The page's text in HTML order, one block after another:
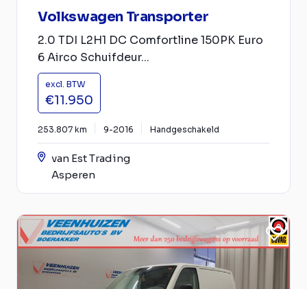
Volkswagen Transporter
2.0 TDI L2H1 DC Comfortline 150PK Euro
6 Airco Schuifdeur...
excl. BTW
€11.950
253.807 km 9-2016 Handgeschakeld
van Est Trading
Asperen